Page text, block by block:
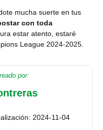
mucha suerte en tus
con toda
estar atento, estaré
League 2024-2025.
por:
2024-11-04